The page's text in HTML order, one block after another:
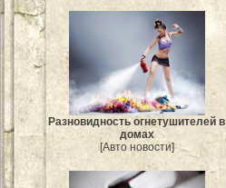
Разновидность огнетушителей в
домах
[Авто новости]